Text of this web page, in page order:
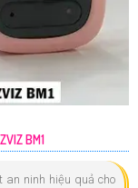
BM1
ninh hiệu quả cho